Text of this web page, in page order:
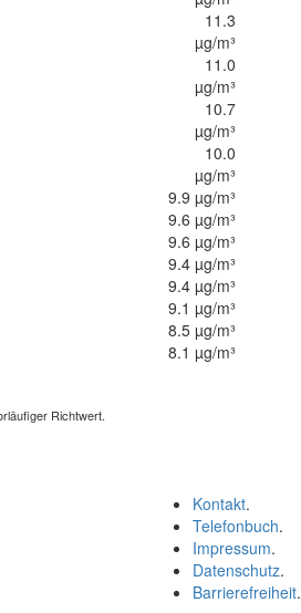
11.3
µg/m³
11.0
µg/m³
10.7
µg/m³
10.0
µg/m³
9.9 µg/m³
9.6 µg/m³
9.6 µg/m³
9.4 µg/m³
9.4 µg/m³
9.1 µg/m³
8.5 µg/m³
8.1 µg/m³
Richtwert.
Kontakt.
Telefonbuch.
Impressum.
Datenschutz.
Barrierefreiheit.